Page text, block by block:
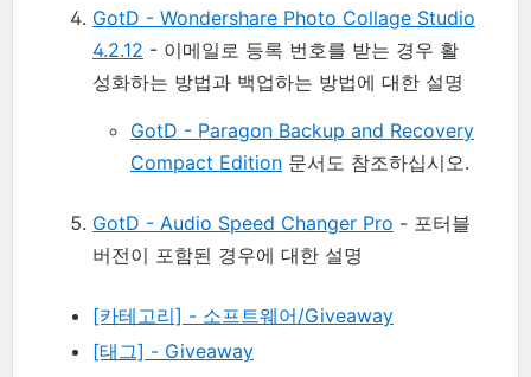
GotD - Wondershare Photo Collage Studio
4.2.12 - 이메일로 등록 번호를 받는 경우 활
성화하는 방법과 백업하는 방법에 대한 설명
GotD - Paragon Backup and Recovery
Compact Edition 문서도 참조하십시오.
GotD - Audio Speed Changer Pro - 포터블
버전이 포함된 경우에 대한 설명
[카테고리] - 소프트웨어/Giveaway
[태그] - Giveaway